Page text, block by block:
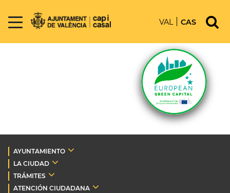
VAL CAS
AYUNTAMIENTO
LA CIUDAD
TRÁMITES
ATENCIÓN CIUDADANA